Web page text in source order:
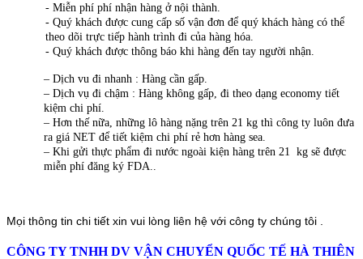
- Miễn phí phí nhận hàng ở nội thành.
- Quý khách được cung cấp số vận đơn để quý khách hàng có thể
theo dõi trực tiếp hành trình đi của hàng hóa.
- Quý khách được thông báo khi hàng đến tay người nhận.
– Dịch vu đi nhanh : Hàng cần gấp.
– Dịch vụ đi chậm : Hàng không gấp, đi theo dạng economy tiết
kiệm chi phí.
– Hơn thế nữa, những lô hàng nặng trên 21 kg thì công ty luôn đưa
ra giá NET để tiết kiệm chi phí rẻ hơn hàng sea.
– Khi gửi thực phẩm đi nước ngoài kiện hàng trên 21 kg sẽ được
miễn phí đăng ký FDA..
Mọi thông tin chi tiết xin vui lòng liên hệ với công ty chúng tôi .
CÔNG TY TNHH DV VẬN CHUYỂN QUỐC TẾ HÀ THIÊN